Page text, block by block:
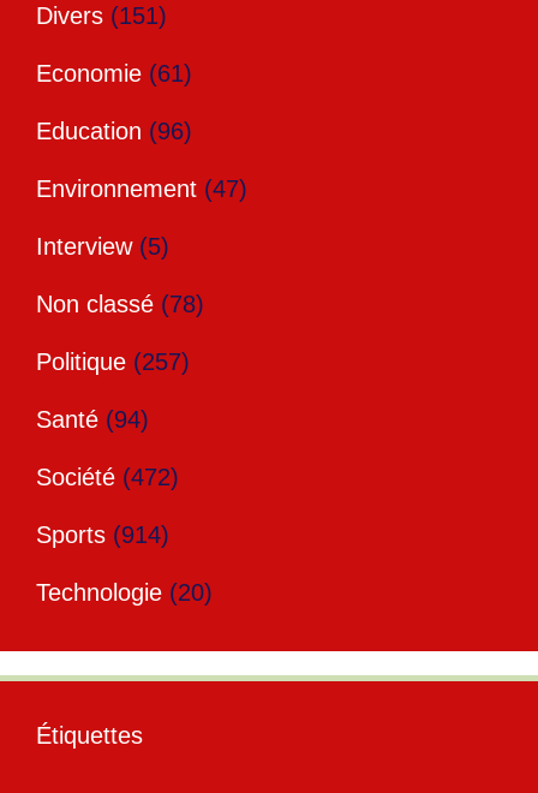
Divers (151)
Economie (61)
Education (96)
Environnement (47)
Interview(5)
Non classé (78)
Politique (257)
Santé (94)
Société (472)
Sports (914)
Technologie (20)
Étiquettes